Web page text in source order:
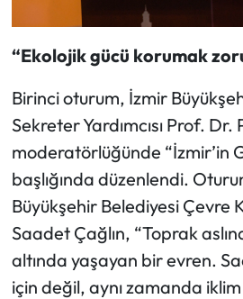
“Ekolojik gücü korumak
Birinci oturum, İzmir
Sekreter Yardımcısı Prof. Dr.
moderatörlüğünde “İzmir’in
başlığında düzenlendi.
Büyükşehir Belediyesi Çevre
Saadet Çağlın, “Toprak
altında yaşayan bir evren.
için değil, aynı zamanda